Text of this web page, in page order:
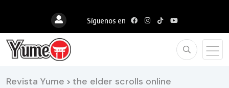
Síguenos en
Revista Yume > the elder scrolls online